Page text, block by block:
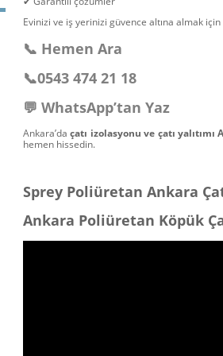
Evinizi ve iş yerinizi güvence altına almak
📞 Hemen Ara
📞0543 474 21 18
💬 WhatsApp’tan Yaz
Ankara’daçatı izolasyonu ve çatı yalıtımı
hemen hissedin.
Sprey Poliüretan Ankara
Ankara Poliüretan Köpük